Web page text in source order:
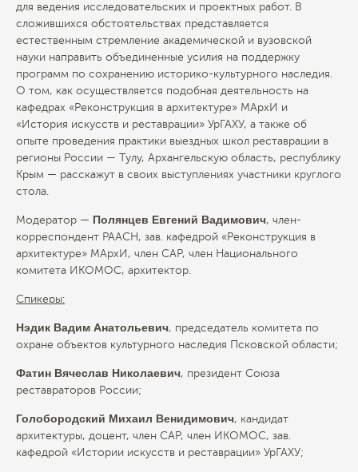
для ведения исследовательских и проектных работ. В
сложившихся обстоятельствах представляется
естественным стремление академической и вузовской
науки направить объединенные усилия на поддержку
программ по сохранению историко-культурного наследия.
О том, как осуществляется подобная деятельность на
кафедрах «Реконструкция в архитектуре» МАрхИ и
«История искусств и реставрации» УрГАХУ, а также об
опыте проведения практики выездных школ реставрации в
регионы России — Тулу, Архангельскую область, республику
Крым — расскажут в своих выступлениях участники круглого
стола.
Модератор — Полянцев Евгений Вадимович, член-
корреспондент РААСН, зав. кафедрой «Реконструкция в
архитектуре» МАрхИ, член САР, член Национального
комитета ИКОМОС, архитектор.
Спикеры:
Нэдик Вадим Анатольевич, председатель комитета по
охране объектов культурного наследия Псковской области;
Фатин Вячеслав Николаевич, президент Союза
реставраторов России;
Голобородский Михаил Венидимович, кандидат
архитектуры, доцент, член САР, член ИКОМОС, зав.
кафедрой «Истории искусств и реставрации» УрГАХУ;